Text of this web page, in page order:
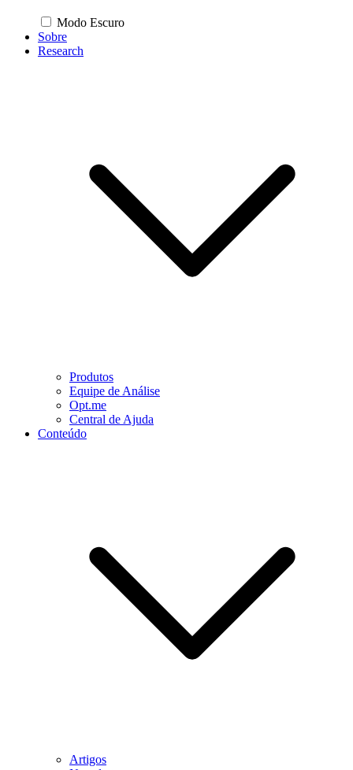
Modo Escuro
Sobre
Research
Produtos
Equipe de Análise
Opt.me
Central de Ajuda
Conteúdo
Artigos